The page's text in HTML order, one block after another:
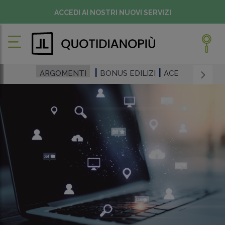
ACCEDI AI NOSTRI NUOVI SERVIZI
ARGOMENTI BONUS EDILIZI ACE